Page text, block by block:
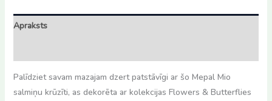
Butterflies
300ml
Apraksts
Palīdziet savam mazajam dzert patstāvīgi ar šo Mepal Mio
salmiņu krūzīti, as dekorēta ar kolekcijas Flowers & Butterflies